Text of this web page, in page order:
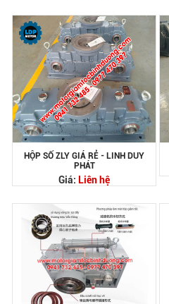
HỘP SỐ ZLY GIÁ RẺ - LINH DUY
PHÁT
Giá: Liên hệ